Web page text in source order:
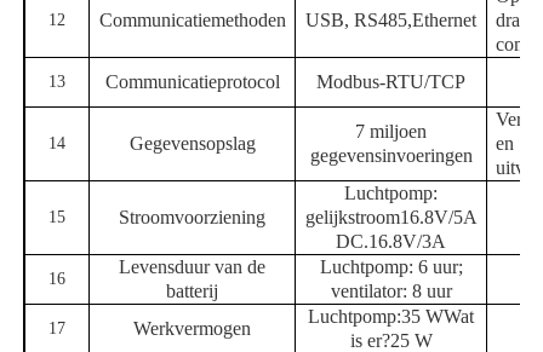
12 Communicatiemethoden USB, RS485,Ethernet
13 Communicatieprotocol Modbus-RTU/TCP
14 Gegevensopslag
7 miljoen
gegevensinvoeringen
en
15 Stroomvoorziening
Luchtpomp:
gelijkstroom16.8V/5A
DC.16.8V/3A
16
Levensduur van de
batterij
Luchtpomp: 6 uur;
ventilator: 8 uur
17 Werkvermogen
Luchtpomp:35 WWat
is er?25 W